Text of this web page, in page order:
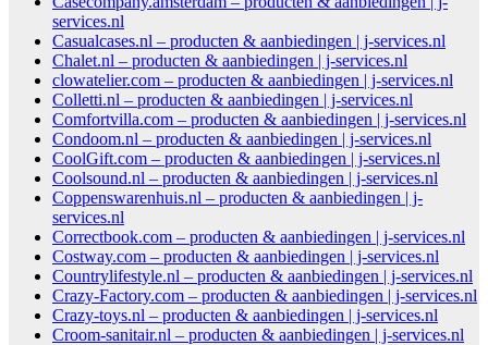
services.nl
Casualcases.nl – producten & aanbiedingen | j-services.nl
Chalet.nl – producten & aanbiedingen | j-services.nl
clowatelier.com – producten & aanbiedingen | j-services.nl
Colletti.nl – producten & aanbiedingen | j-services.nl
Comfortvilla.com – producten & aanbiedingen | j-services.nl
Condoom.nl – producten & aanbiedingen | j-services.nl
CoolGift.com – producten & aanbiedingen | j-services.nl
Coolsound.nl – producten & aanbiedingen | j-services.nl
Coppenswarenhuis.nl – producten & aanbiedingen | j-
services.nl
Correctbook.com – producten & aanbiedingen | j-services.nl
Costway.com – producten & aanbiedingen | j-services.nl
Countrylifestyle.nl – producten & aanbiedingen | j-services.nl
Crazy-Factory.com – producten & aanbiedingen | j-services.nl
Crazy-toys.nl – producten & aanbiedingen | j-services.nl
Croom-sanitair.nl – producten & aanbiedingen | j-services.nl